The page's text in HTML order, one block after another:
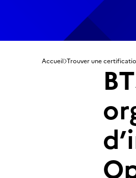
Accueil Trouver une